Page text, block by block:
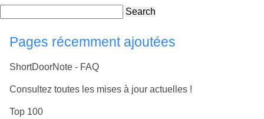
Search
Pages récemment ajoutées
ShortDoorNote - FAQ
Consultez toutes les mises à jour actuelles !
Top 100